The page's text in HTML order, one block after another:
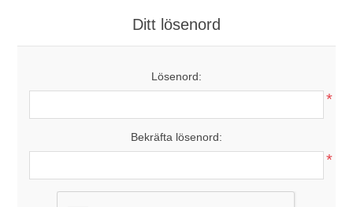
Ditt lösenord
Lösenord:
*
Bekräfta lösenord:
*